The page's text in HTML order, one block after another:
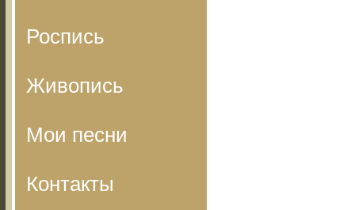
Роспись
Живопись
Мои песни
Контакты